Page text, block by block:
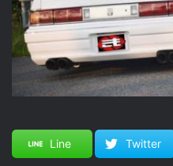
Line Twitter